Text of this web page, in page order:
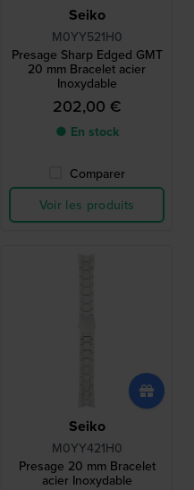
Seiko
M0YY521H0
Presage Sharp Edged GMT
20 mm Bracelet acier
Inoxydable
202,00 €
● En stock
Comparer
Voir les produits
Seiko
M0YY421H0
Presage 20 mm Bracelet
acier Inoxydable